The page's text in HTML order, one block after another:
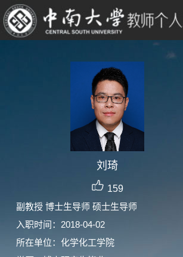
刘琦
159
副教授 博士生导师 硕士生导师
入职时间：2018-04-02
所在单位：化学化工学院